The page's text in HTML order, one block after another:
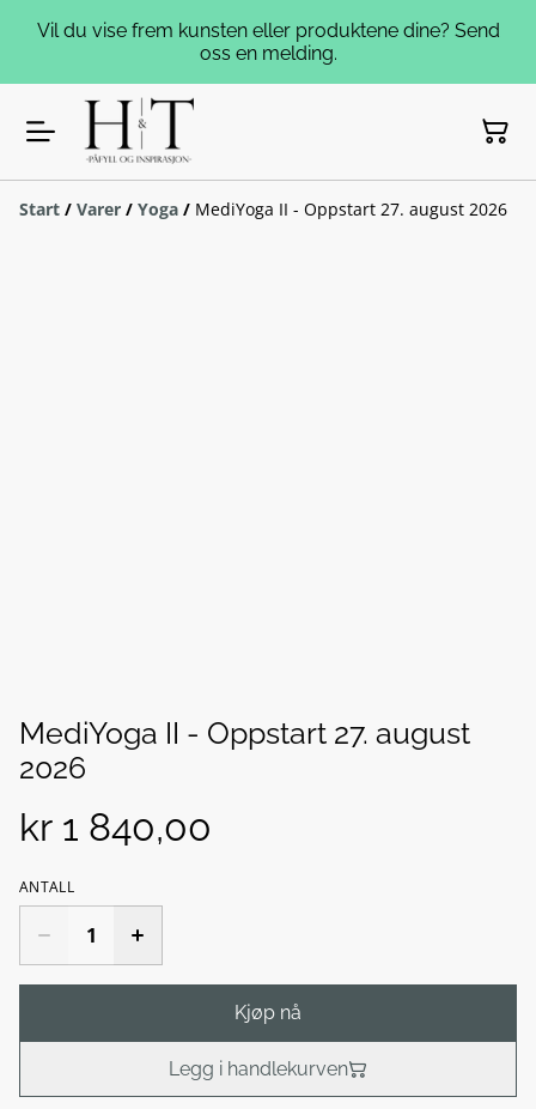
Vil du vise frem kunsten eller produktene dine? Send
oss en melding.
Start / Varer / Yoga / MediYoga II - Oppstart 27. august 2026
MediYoga II - Oppstart 27. august
2026
kr 1 840,00
ANTALL
Kjøp nå
Legg i handlekurven